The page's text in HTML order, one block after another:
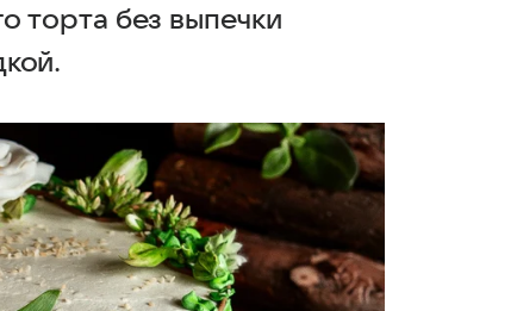
торта без выпечки